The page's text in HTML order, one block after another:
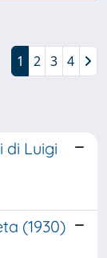
1 2 3 4
di Luigi
(1930)